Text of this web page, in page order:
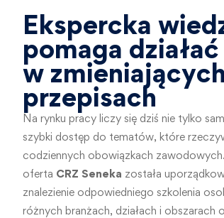
Ekspercka
pomaga
w
przepisach
Na rynku pracy liczy się dziś nie tylko
szybki dostęp do tematów, które
codziennych obowiązkach
oferta CRZ Seneka została
znalezienie odpowiedniego szkolenia
różnych branżach, działach i obszarach